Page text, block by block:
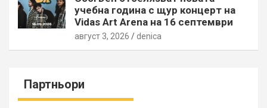
учебна година с щур концерт на
Vidas Art Arena на 16 септември
август 3, 2026 denica
Партньори